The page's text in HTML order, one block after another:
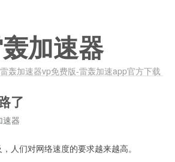
加速器
轰加速器vp免费版-雷轰加速app官方下载
了
速器
们对网络速度的要求越来越高。